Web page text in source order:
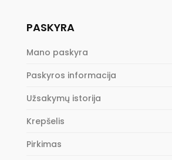
PASKYRA
Mano paskyra
Paskyros informacija
Užsakymų istorija
Krepšelis
Pirkimas